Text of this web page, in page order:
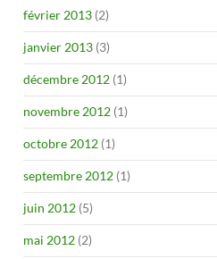
février 2013 (2)
janvier 2013 (3)
décembre 2012 (1)
novembre 2012 (1)
octobre 2012 (1)
septembre 2012 (1)
juin 2012 (5)
mai 2012 (2)